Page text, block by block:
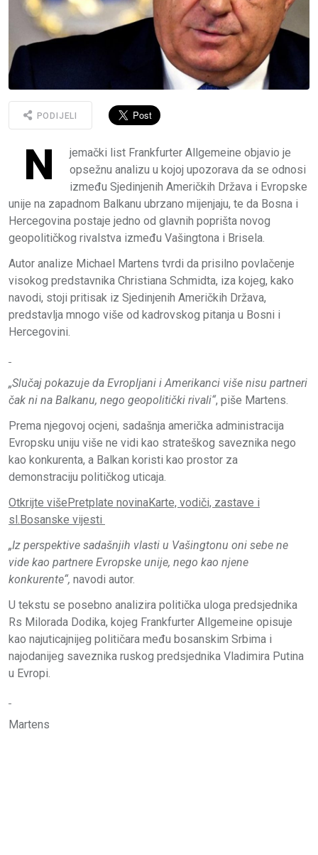
PODIJELI
N
jemački list Frankfurter Allgemeine objavio je
opsežnu analizu u kojoj upozorava da se odnosi
između Sjedinjenih Američkih Država i Evropske
unije na zapadnom Balkanu ubrzano mijenjaju, te da Bosna i
Hercegovina postaje jedno od glavnih poprišta novog
geopolitičkog rivalstva između Vašingtona i Brisela.
Autor analize Michael Martens tvrdi da prisilno povlačenje
visokog predstavnika Christiana Schmidta, iza kojeg, kako
navodi, stoji pritisak iz Sjedinjenih Američkih Država,
predstavlja mnogo više od kadrovskog pitanja u Bosni i
Hercegovini.
„Slučaj pokazuje da Evropljani i Amerikanci više nisu partneri
čak ni na Balkanu, nego geopolitički rivali“, piše Martens.
Prema njegovoj ocjeni, sadašnja američka administracija
Evropsku uniju više ne vidi kao strateškog saveznika nego
kao konkurenta, a Balkan koristi kao prostor za
demonstraciju političkog uticaja.
Otkrijte višePretplate novinaKarte, vodiči, zastave i
sl.Bosanske vijesti
„Iz perspektive sadašnjih vlasti u Vašingtonu oni sebe ne
vide kao partnere Evropske unije, nego kao njene
konkurente“, navodi autor.
U tekstu se posebno analizira politička uloga predsjednika
Rs Milorada Dodika, kojeg Frankfurter Allgemeine opisuje
kao najuticajnijeg političara među bosanskim Srbima i
najodanijeg saveznika ruskog predsjednika Vladimira Putina
u Evropi.
Martens